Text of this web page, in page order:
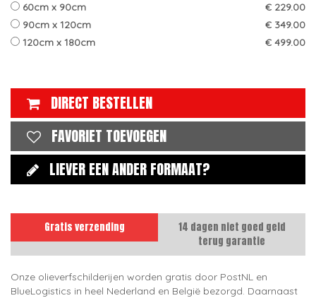
60cm x 90cm
€ 229.00
90cm x 120cm
€ 349.00
120cm x 180cm
€ 499.00
DIRECT BESTELLEN
FAVORIET TOEVOEGEN
LIEVER EEN ANDER FORMAAT?
Gratis verzending
14 dagen niet goed geld
terug garantie
Onze olieverfschilderijen worden gratis door PostNL en
BlueLogistics in heel Nederland en België bezorgd. Daarnaast